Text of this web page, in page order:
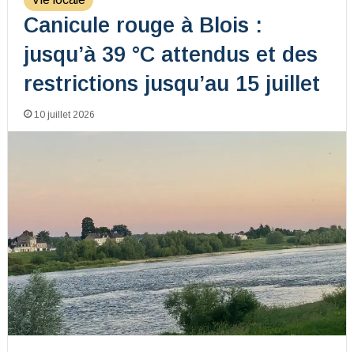
Canicule rouge à Blois :
jusqu’à 39 °C attendus et des
restrictions jusqu’au 15 juillet
10 juillet 2026